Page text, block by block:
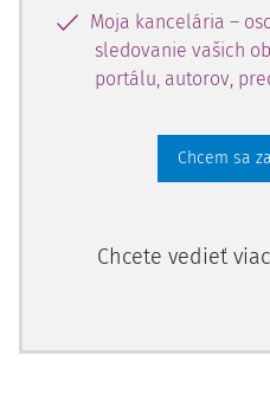
Moja kancelária –
sledovanie vašich
portálu, autorov,
Chcem sa
Chcete vedieť